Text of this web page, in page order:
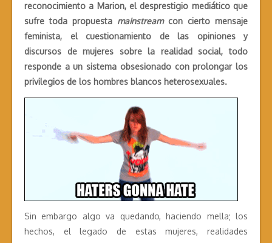
reconocimiento a Marion, el desprestigio mediático que
sufre toda propuesta mainstreamcon cierto mensaje
feminista, el cuestionamiento de las opiniones y
discursos de mujeres sobre la realidad social, todo
responde a un sistema obsesionado con prolongar los
privilegios de los hombres blancos heterosexuales.
Sin embargo algo va quedando, haciendo mella; los
hechos, el legado de estas mujeres, realidades